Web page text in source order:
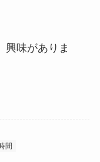
興味がありま
間